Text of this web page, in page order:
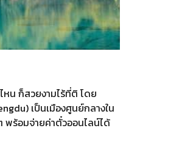
หน ก็สวยงามไร้ที่ติ โดย
เป็นเมืองศูนย์กลางใน
พร้อมจ่ายค่าตั๋วออนไลน์ได้